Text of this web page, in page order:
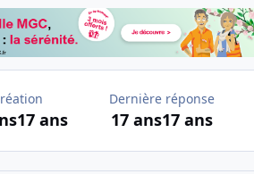
17 ans
Dernière réponse
17 ans17 ans